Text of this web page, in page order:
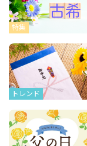
特集
トレンド